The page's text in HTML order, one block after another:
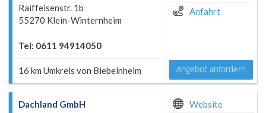
Raiffeisenstr. 1b
55270 Klein-Winternheim
Tel: 0611 94914050
16 km Umkreis von Biebelnheim
Anfahrt
Angebot anfordern
Dachland GmbH
Website